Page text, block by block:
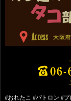
#おれたこ #パトロン #